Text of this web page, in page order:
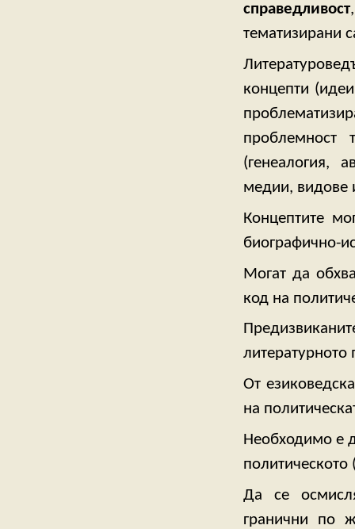
справедливост
тематизирани
концепти
проблемност
(генеалогия,
медии, видове
Концептите
биографично-
Могат да
код на
литературното
От
на
Необходимо е
политическото
Да се
гранични по